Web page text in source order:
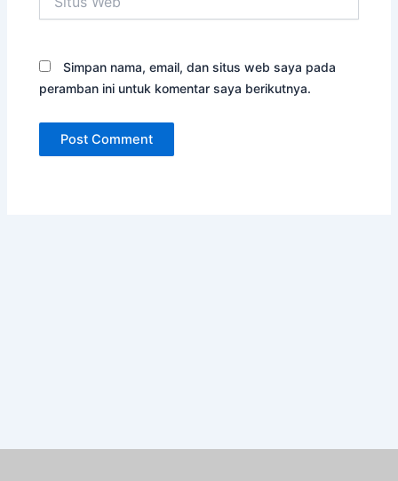
Web
Simpan nama, email, dan situs web saya pada
peramban ini untuk komentar saya berikutnya.